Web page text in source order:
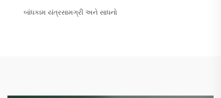
બાંધકામ યંત્રસામગ્રી અને સાધનો